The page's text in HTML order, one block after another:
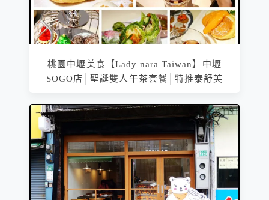
桃園中壢美食【Lady nara Taiwan】中壢
SOGO店│聖誕雙人午茶套餐│特推泰舒芙